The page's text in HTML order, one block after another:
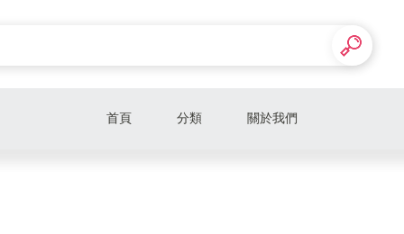
首頁 分類 關於我們